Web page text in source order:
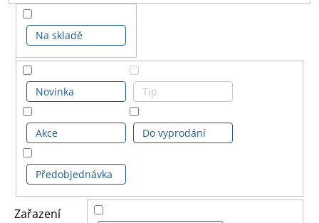
Na skladě
Novinka Tip
Akce Do vyprodání
Předobjednávka
Zařazení